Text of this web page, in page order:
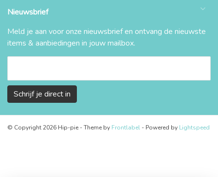
Nieuwsbrief
Meld je aan voor onze nieuwsbrief en ontvang de nieuwste
items & aanbiedingen in jouw mailbox.
Schrijf je direct in
© Copyright 2026 Hip-pie - Theme by Frontlabel - Powered by Lightspeed